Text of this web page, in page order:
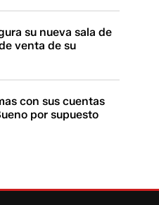
su nueva sala de
venta de su
con sus cuentas
por supuesto